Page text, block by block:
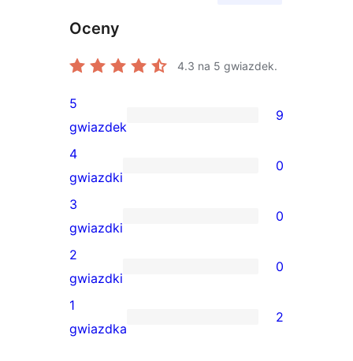
Oceny
4.3 na 5 gwiazdek.
9
recenzji
5-
gwiazdkowych
5
gwiazdek
9
0
recenzji
4-
gwiazdkowych
4
gwiazdki
0
0
recenzji
3-
gwiazdkowych
3
gwiazdki
0
0
recenzji
2-
2
gwiazdki
0
2
1
gwiazdka
2